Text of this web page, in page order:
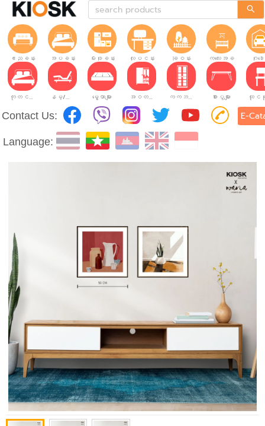
ဧည့်ခန်း အိပ်ခန်း မီးဖိုခန်း လုပ်ငန်းခွင် ခြံဝန်း ကလေးအခန်း ဂိုဒ
ကုတင်များ နိမ့်/မြင့်ချိန်ညှိနိုင်သော ကုတင်များ မွေ့ယာများ အဝတ်အစားဗီဒိုများ ကက်ဘိနက်ဗီဒိုများ စားပွဲများ
Contact Us: E-
Language: